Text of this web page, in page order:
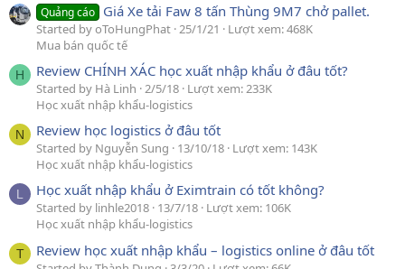
Quảng cáo Giá Xe tải Faw 8 tấn Thùng 9M7 chở pallet.
Started by oToHungPhat 25/1/21
Lượt xem: 468K
Mua bán quốc tế
H Review CHÍNH XÁC học xuất nhập khẩu ở đâu tốt?
Started by Hà Linh 2/5/18 Lượt xem: 233K
Học xuất nhập khẩu-logistics
N Review học logistics ở đâu tốt
Started by Nguyễn Sung 13/10/18 Lượt xem: 143K
Học xuất nhập khẩu-logistics
L Học xuất nhập khẩu ở Eximtrain có tốt không?
Started by linhle2018 13/7/18 Lượt xem: 106K
Học xuất nhập khẩu-logistics
T Review học xuất nhập khẩu – logistics online ở đâu tốt